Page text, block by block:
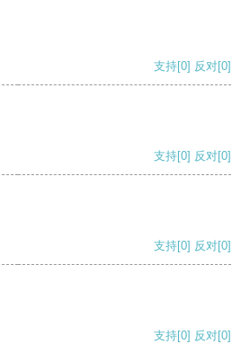
支持[0] 反对[0]
支持[0] 反对[0]
支持[0] 反对[0]
支持[0] 反对[0]